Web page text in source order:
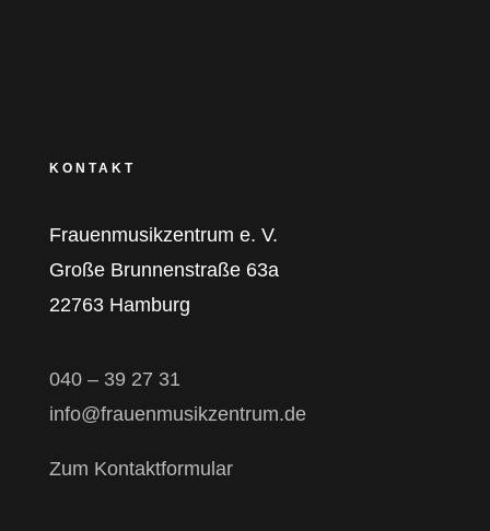
KONTAKT
Frauenmusikzentrum e. V.
Große Brunnenstraße 63a
22763 Hamburg
040 – 39 27 31
info@frauenmusikzentrum.de
Zum Kontaktformular